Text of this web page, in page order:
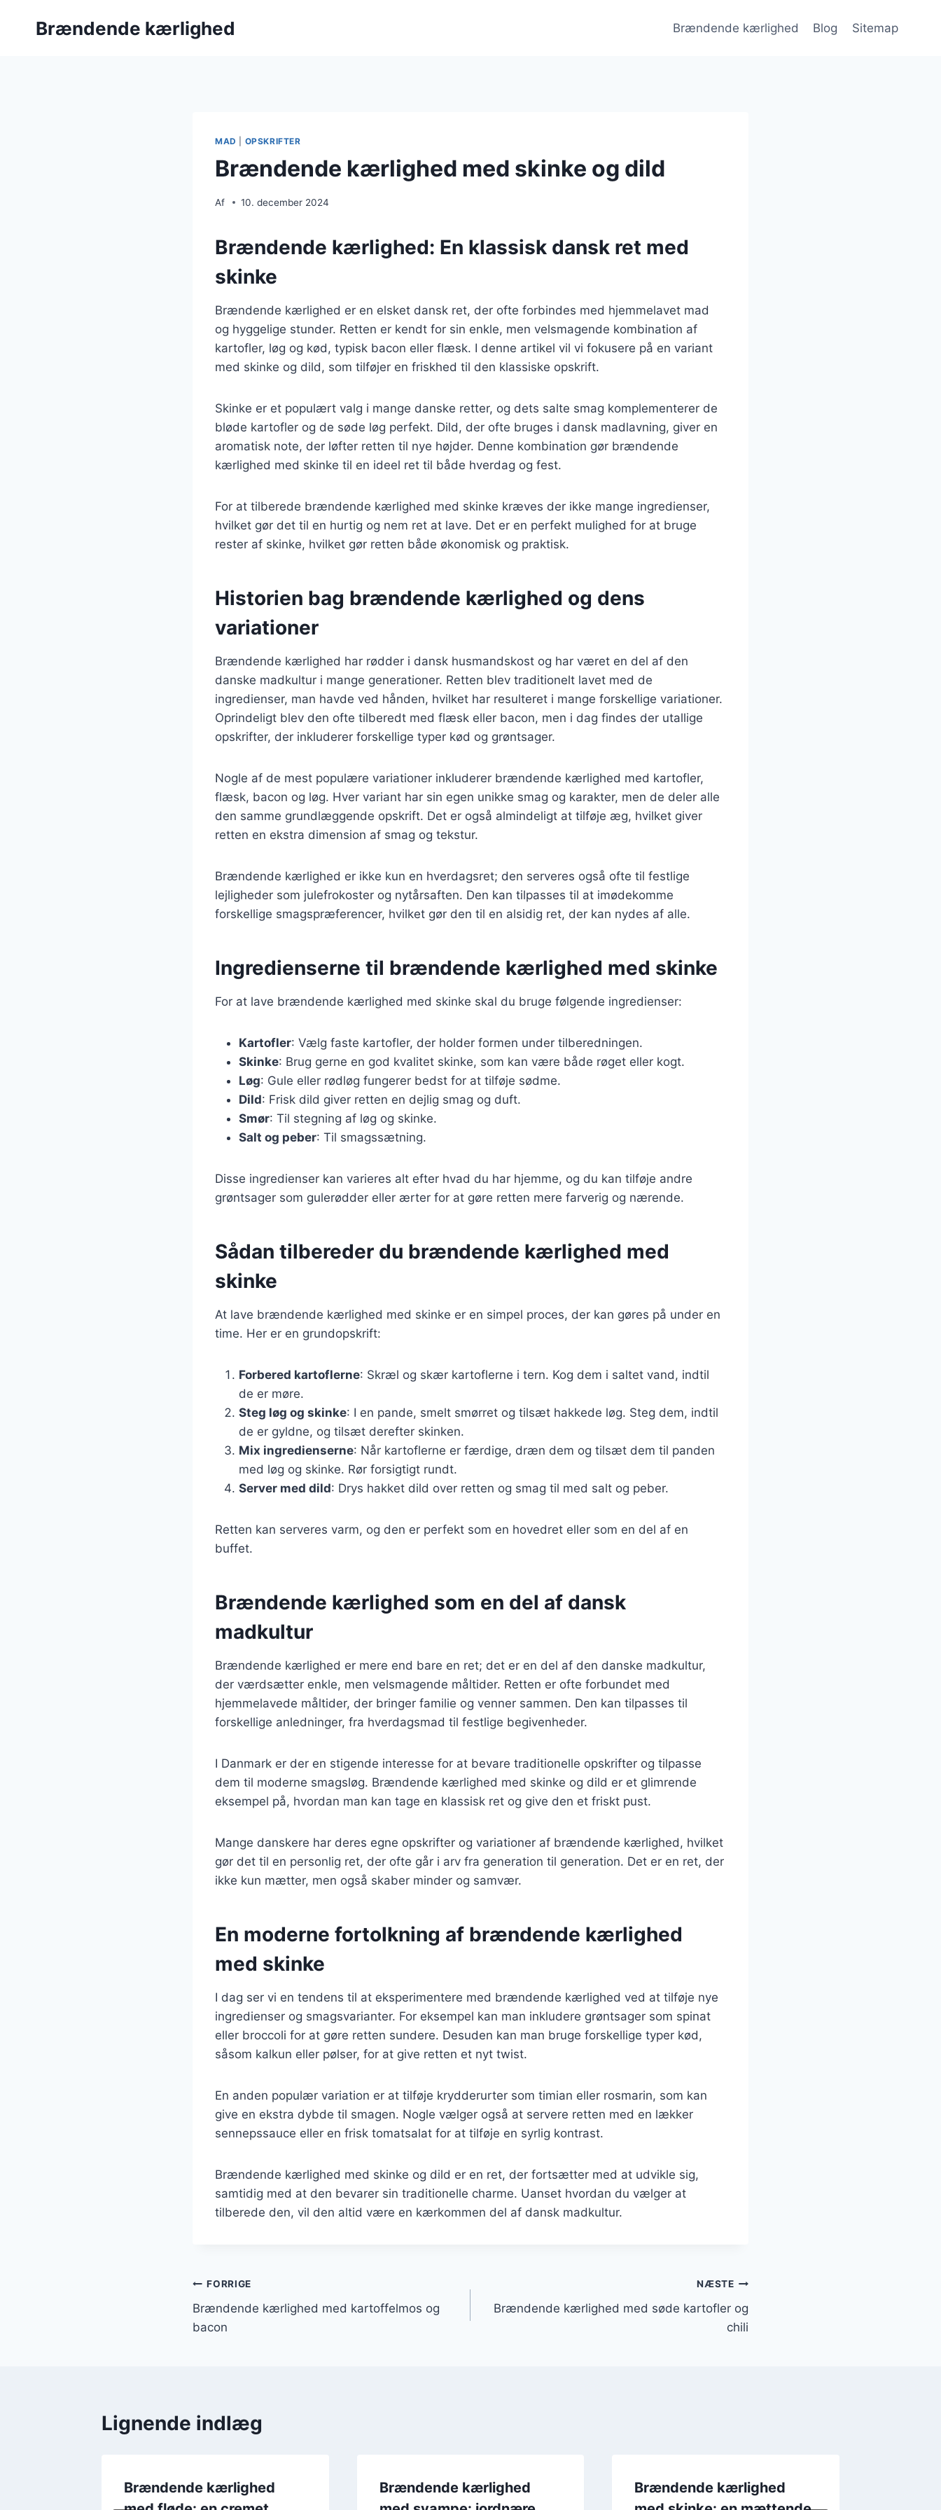
Brændende kærlighed Brændende kærlighed Blog Sitemap
MAD OPSKRIFTER
Brændende kærlighed med skinke og dild
Af 10. december 2024
Brændende kærlighed: En klassisk dansk ret med
skinke
Brændende kærlighed er en elsket dansk ret, der ofte forbindes med hjemmelavet mad
og hyggelige stunder. Retten er kendt for sin enkle, men velsmagende kombination af
kartofler, løg og kød, typisk bacon eller flæsk. I denne artikel vil vi fokusere på en variant
med skinke og dild, som tilføjer en friskhed til den klassiske opskrift.
Skinke er et populært valg i mange danske retter, og dets salte smag komplementerer de
bløde kartofler og de søde løg perfekt. Dild, der ofte bruges i dansk madlavning, giver en
aromatisk note, der løfter retten til nye højder. Denne kombination gør brændende
kærlighed med skinke til en ideel ret til både hverdag og fest.
For at tilberede brændende kærlighed med skinke kræves der ikke mange ingredienser,
hvilket gør det til en hurtig og nem ret at lave. Det er en perfekt mulighed for at bruge
rester af skinke, hvilket gør retten både økonomisk og praktisk.
Historien bag brændende kærlighed og dens
variationer
Brændende kærlighed har rødder i dansk husmandskost og har været en del af den
danske madkultur i mange generationer. Retten blev traditionelt lavet med de
ingredienser, man havde ved hånden, hvilket har resulteret i mange forskellige variationer.
Oprindeligt blev den ofte tilberedt med flæsk eller bacon, men i dag findes der utallige
opskrifter, der inkluderer forskellige typer kød og grøntsager.
Nogle af de mest populære variationer inkluderer brændende kærlighed med kartofler,
flæsk, bacon og løg. Hver variant har sin egen unikke smag og karakter, men de deler alle
den samme grundlæggende opskrift. Det er også almindeligt at tilføje æg, hvilket giver
retten en ekstra dimension af smag og tekstur.
Brændende kærlighed er ikke kun en hverdagsret; den serveres også ofte til festlige
lejligheder som julefrokoster og nytårsaften. Den kan tilpasses til at imødekomme
forskellige smagspræferencer, hvilket gør den til en alsidig ret, der kan nydes af alle.
Ingredienserne til brændende kærlighed med skinke
For at lave brændende kærlighed med skinke skal du bruge følgende ingredienser:
Kartofler: Vælg faste kartofler, der holder formen under tilberedningen.
Skinke: Brug gerne en god kvalitet skinke, som kan være både røget eller kogt.
Løg: Gule eller rødløg fungerer bedst for at tilføje sødme.
Dild: Frisk dild giver retten en dejlig smag og duft.
Smør: Til stegning af løg og skinke.
Salt og peber: Til smagssætning.
Disse ingredienser kan varieres alt efter hvad du har hjemme, og du kan tilføje andre
grøntsager som gulerødder eller ærter for at gøre retten mere farverig og nærende.
Sådan tilbereder du brændende kærlighed med
skinke
At lave brændende kærlighed med skinke er en simpel proces, der kan gøres på under en
time. Her er en grundopskrift:
Forbered kartoflerne: Skræl og skær kartoflerne i tern. Kog dem i saltet vand, indtil
de er møre.
Steg løg og skinke: I en pande, smelt smørret og tilsæt hakkede løg. Steg dem, indtil
de er gyldne, og tilsæt derefter skinken.
Mix ingredienserne: Når kartoflerne er færdige, dræn dem og tilsæt dem til panden
med løg og skinke. Rør forsigtigt rundt.
Server med dild: Drys hakket dild over retten og smag til med salt og peber.
Retten kan serveres varm, og den er perfekt som en hovedret eller som en del af en
buffet.
Brændende kærlighed som en del af dansk
madkultur
Brændende kærlighed er mere end bare en ret; det er en del af den danske madkultur,
der værdsætter enkle, men velsmagende måltider. Retten er ofte forbundet med
hjemmelavede måltider, der bringer familie og venner sammen. Den kan tilpasses til
forskellige anledninger, fra hverdagsmad til festlige begivenheder.
I Danmark er der en stigende interesse for at bevare traditionelle opskrifter og tilpasse
dem til moderne smagsløg. Brændende kærlighed med skinke og dild er et glimrende
eksempel på, hvordan man kan tage en klassisk ret og give den et friskt pust.
Mange danskere har deres egne opskrifter og variationer af brændende kærlighed, hvilket
gør det til en personlig ret, der ofte går i arv fra generation til generation. Det er en ret, der
ikke kun mætter, men også skaber minder og samvær.
En moderne fortolkning af brændende kærlighed
med skinke
I dag ser vi en tendens til at eksperimentere med brændende kærlighed ved at tilføje nye
ingredienser og smagsvarianter. For eksempel kan man inkludere grøntsager som spinat
eller broccoli for at gøre retten sundere. Desuden kan man bruge forskellige typer kød,
såsom kalkun eller pølser, for at give retten et nyt twist.
En anden populær variation er at tilføje krydderurter som timian eller rosmarin, som kan
give en ekstra dybde til smagen. Nogle vælger også at servere retten med en lækker
sennepssauce eller en frisk tomatsalat for at tilføje en syrlig kontrast.
Brændende kærlighed med skinke og dild er en ret, der fortsætter med at udvikle sig,
samtidig med at den bevarer sin traditionelle charme. Uanset hvordan du vælger at
tilberede den, vil den altid være en kærkommen del af dansk madkultur.
Indlægsnavigation
FORRIGE
Brændende kærlighed med kartoffelmos og
bacon
NÆSTE
Brændende kærlighed med søde kartofler og
chili
Lignende indlæg
Brændende kærlighed
Brændende kærlighed
Brændende kærlighed